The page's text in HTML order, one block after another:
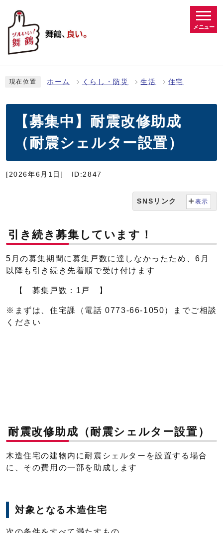
メニュー
現在位置 ホーム くらし・防災 生活 住宅
【募集中】耐震改修助成
（耐震シェルター設置）
[2026年6月1日] ID:2847
SNSリンク 表示
引き続き募集しています！
5月の募集期間に募集戸数に達しなかったため、6月
以降も引き続き先着順で受け付けます
【 募集戸数：1戸 】
※まずは、住宅課（電話 0773-66-1050）までご相談
ください
耐震改修助成（耐震シェルター設置）
木造住宅の建物内に耐震シェルターを設置する場合
に、その費用の一部を助成します
対象となる木造住宅